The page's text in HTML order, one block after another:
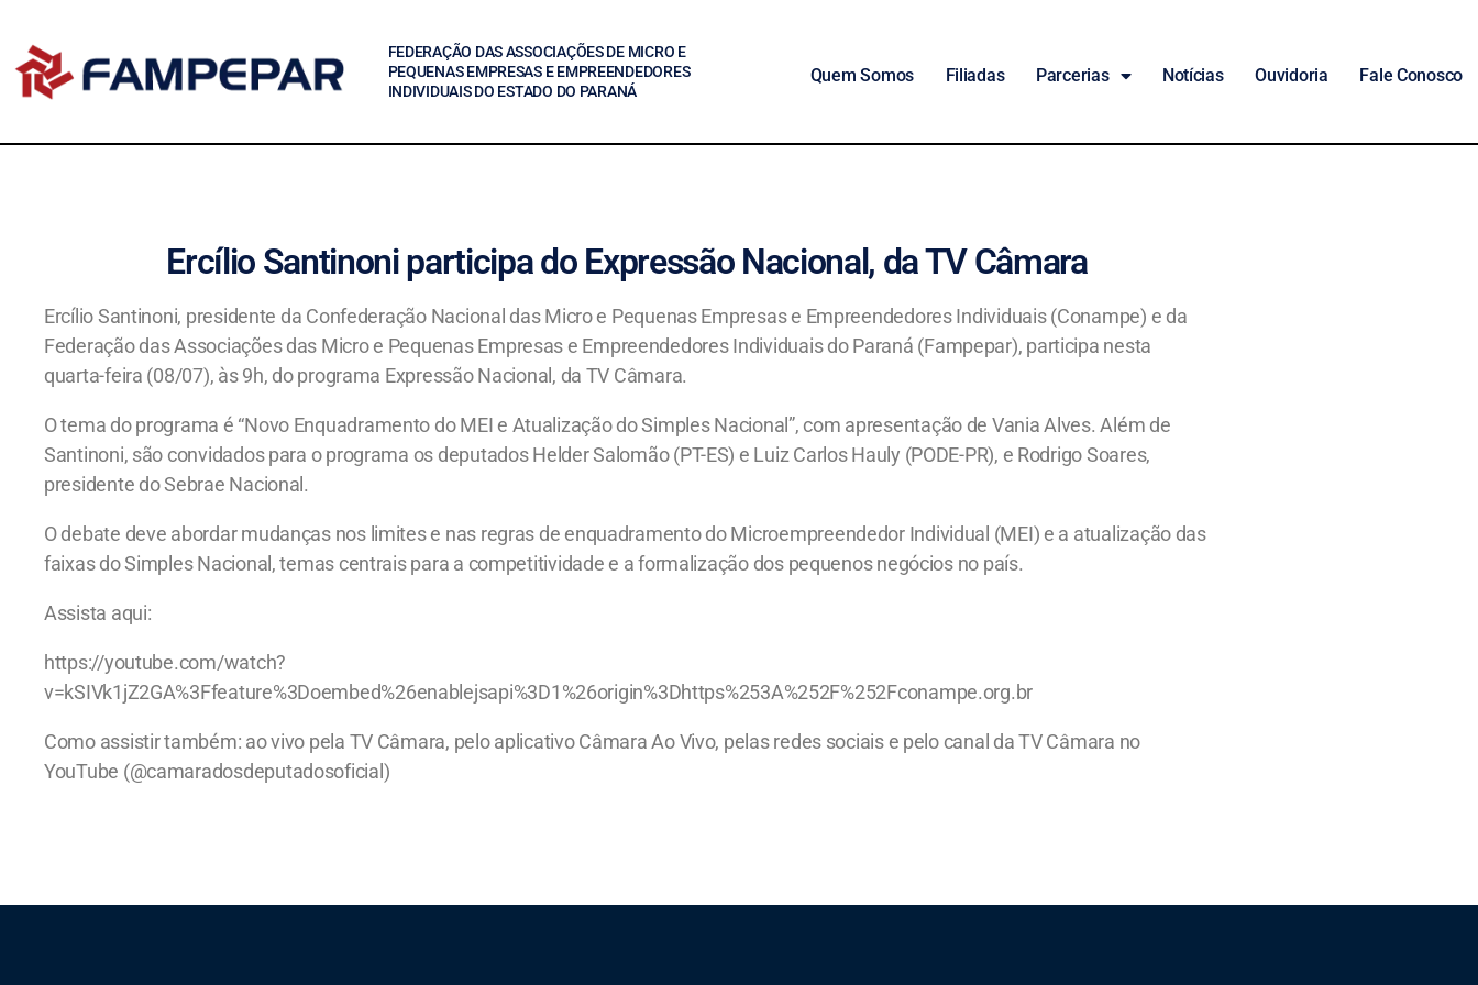
FEDERAÇÃO DAS ASSOCIAÇÕES DE MICRO E
PEQUENAS EMPRESAS E EMPREENDEDORES
INDIVIDUAIS DO ESTADO DO PARANÁ
Quem Somos Filiadas Parcerias Notícias Ouvidoria Fale Conosco
Ercílio Santinoni participa do Expressão Nacional, da TV Câmara
Ercílio Santinoni, presidente da Confederação Nacional das Micro e Pequenas Empresas e Empreendedores Individuais (Conampe) e da
Federação das Associações das Micro e Pequenas Empresas e Empreendedores Individuais do Paraná (Fampepar), participa nesta
quarta-feira (08/07), às 9h, do programa Expressão Nacional, da TV Câmara.
O tema do programa é “Novo Enquadramento do MEI e Atualização do Simples Nacional”, com apresentação de Vania Alves. Além de
Santinoni, são convidados para o programa os deputados Helder Salomão (PT-ES) e Luiz Carlos Hauly (PODE-PR), e Rodrigo Soares,
presidente do Sebrae Nacional.
O debate deve abordar mudanças nos limites e nas regras de enquadramento do Microempreendedor Individual (MEI) e a atualização das
faixas do Simples Nacional, temas centrais para a competitividade e a formalização dos pequenos negócios no país.
Assista aqui:
https://youtube.com/watch?
v=kSIVk1jZ2GA%3Ffeature%3Doembed%26enablejsapi%3D1%26origin%3Dhttps%253A%252F%252Fconampe.org.br
Como assistir também: ao vivo pela TV Câmara, pelo aplicativo Câmara Ao Vivo, pelas redes sociais e pelo canal da TV Câmara no
YouTube (@camaradosdeputadosoficial)